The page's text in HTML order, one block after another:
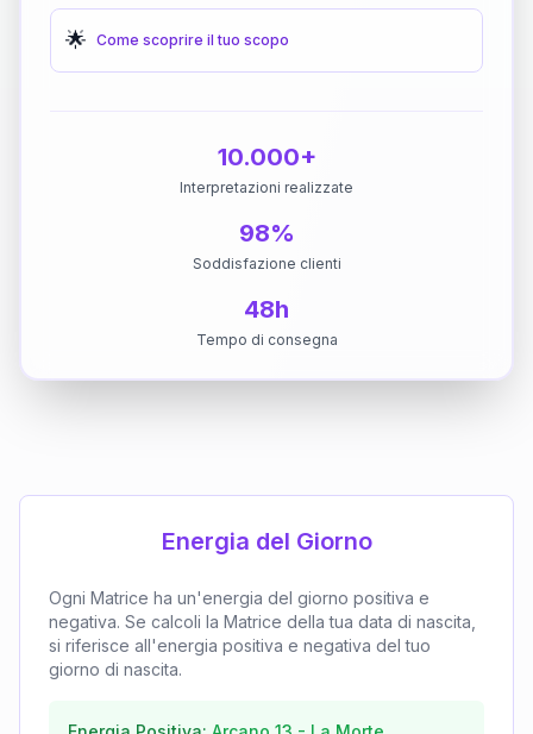
🌟 Come scoprire il tuo scopo
10.000+
Interpretazioni realizzate
98%
Soddisfazione clienti
48h
Tempo di consegna
Energia del Giorno
Ogni Matrice ha un'energia del giorno positiva e
negativa. Se calcoli la Matrice della tua data di nascita,
si riferisce all'energia positiva e negativa del tuo
giorno di nascita.